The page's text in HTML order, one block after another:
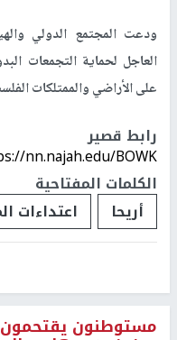
ودعت المجتمع الدولي
العاجل لحماية التجمعات
على الأراضي والممتلكات
رابط قصير
nn.najah.edu/BOWK/
الكلمات المفتاحية
أريحا
اعتداءات
مستوطنون يقتحمون